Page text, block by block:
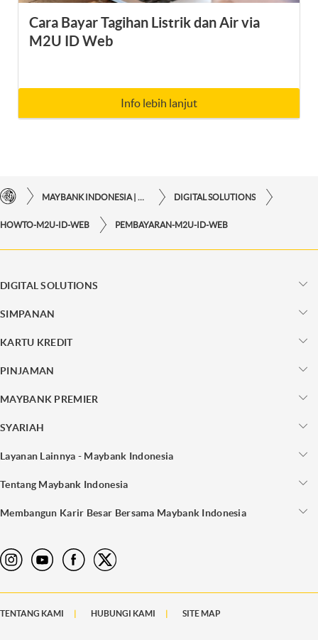
Cara Bayar Tagihan Listrik dan Air via
M2U ID Web
Info lebih lanjut
MAYBANK INDONESIA | KEMUDAHAN TRANSAKSI FINANSIAL DI UJUNG JARI ANDA DIGITAL SOLUTIONS
HOWTO-M2U-ID-WEB PEMBAYARAN-M2U-ID-WEB
DIGITAL SOLUTIONS
SIMPANAN
KARTU KREDIT
PINJAMAN
MAYBANK PREMIER
SYARIAH
Layanan Lainnya - Maybank Indonesia
Tentang Maybank Indonesia
Membangun Karir Besar Bersama Maybank Indonesia
TENTANG KAMI HUBUNGI KAMI SITE MAP